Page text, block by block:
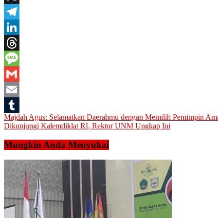
X
Telegram
LinkedIn
Threads
Message
Gmail
Email
Tumblr
Navigasi
pos
Majdah Agus: Selamatkan Daerahmu dengan Memilih Pemimpin
Dikunjungi Kalemdiklat RI, Rektor UNM Ungkap Ini
Mungkin Anda Menyukai